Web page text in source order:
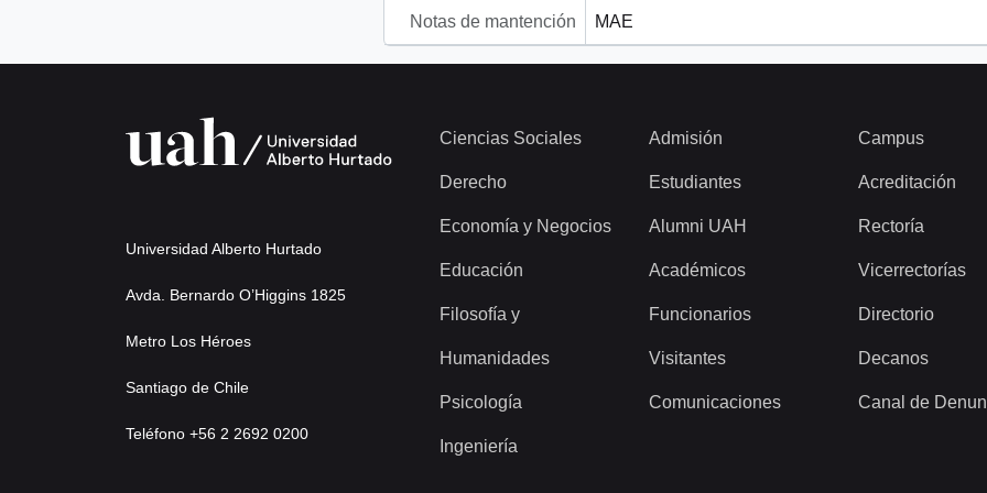
Notas de mantención MAE
Universidad Alberto Hurtado
Avda. Bernardo O’Higgins 1825
Metro Los Héroes
Santiago de Chile
Teléfono +56 2 2692 0200
Ciencias Sociales
Derecho
Economía y Negocios
Educación
Filosofía y
Humanidades
Psicología
Ingeniería
Admisión
Estudiantes
Alumni UAH
Académicos
Funcionarios
Visitantes
Comunicaciones
Campus
Acreditación
Rectoría
Vicerrectorías
Directorio
Decanos
Canal de